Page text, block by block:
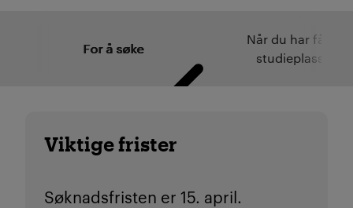
For å søke
Når du har fått
studieplass
Viktige frister
Søknadsfristen er 15. april.